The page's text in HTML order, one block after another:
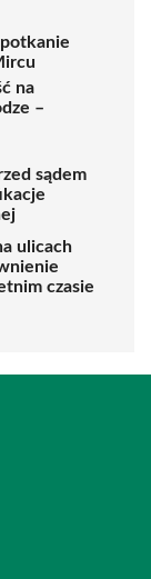
na
–
sądem
ulicach
czasie